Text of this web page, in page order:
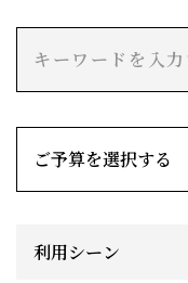
利用シーン